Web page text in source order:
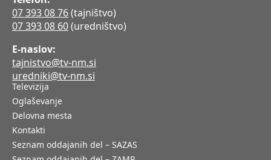
07 393 08 76(tajništvo)
07 393 08 60(uredništvo)
E-naslov:
tajnistvo@tv-nm.si
uredniki@tv-nm.si
Televizija
Oglaševanje
Delovna mesta
Kontakti
Seznam oddajanih del – SAZAS